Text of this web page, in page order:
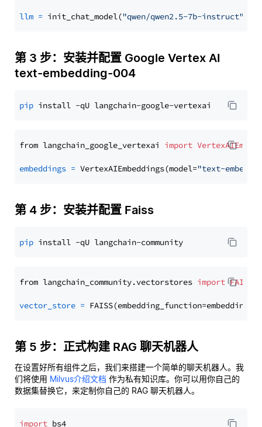
llm = init_chat_model("qwen/qwen2.5-7b-instruct"
第 3 步：安装并配置 Google Vertex AI
text-embedding-004
pip
from langchain_google_vertexai import
embeddings = VertexAIEmbeddings(model="text-
第 4 步：安装并配置 Faiss
pip
from langchain_community.vectorstores import FAISS
vector_store =
第 5 步：正式构建 RAG 聊天机器人
在设置好所有组件之后，我们来搭建一个简单的聊天机器人。我
们将使用 Milvus介绍文档 作为私有知识库。你可以用你自己的
数据集替换它，来定制你自己的 RAG 聊天机器人。
import